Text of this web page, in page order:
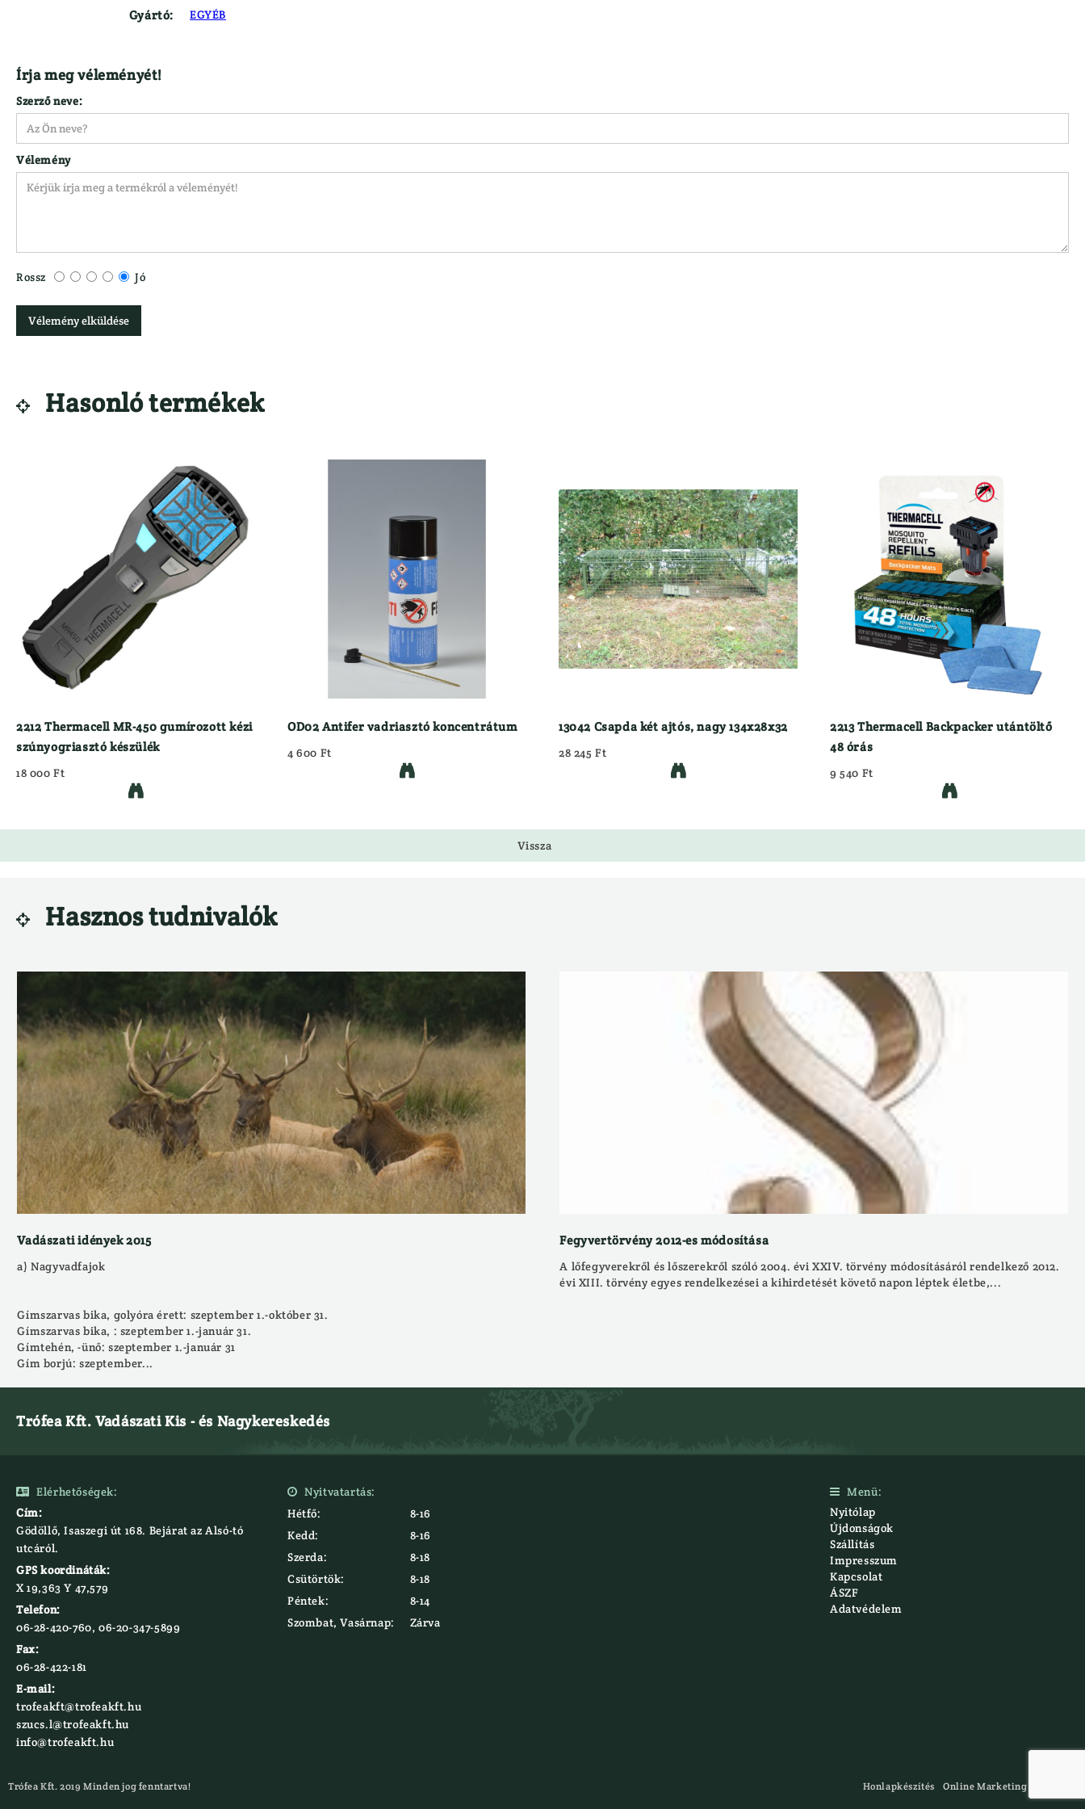
Gyártó: EGYÉB
Írja meg véleményét!
Szerző neve:
Vélemény
Rossz Jó
Vélemény elküldése
 Hasonló termékek
2212 Thermacell MR-450 gumírozott kézi
szúnyogriasztó készülék
18 000 Ft

OD02 Antifer vadriasztó koncentrátum
4 600 Ft

13042 Csapda két ajtós, nagy 134x28x32
28 245 Ft

2213 Thermacell Backpacker utántöltő
48 órás
9 540 Ft

Vissza
 Hasznos tudnivalók
Vadászati idények 2015
a) Nagyvadfajok
Gímszarvas bika, golyóra érett: szeptember 1.-október 31.
Gímszarvas bika, : szeptember 1.-január 31.
Gímtehén, -ünő: szeptember 1.-január 31
Gím borjú: szeptember...
Fegyvertörvény 2012-es módosítása
A lőfegyverekről és lőszerekről szóló 2004. évi XXIV. törvény módosításáról rendelkező 2012.
évi XIII. törvény egyes rendelkezései a kihirdetését követő napon léptek életbe,...
Trófea Kft. Vadászati Kis - és Nagykereskedés

Elérhetőségek:
Cím:
Gödöllő, Isaszegi út 168. Bejárat az Alsó-tó
utcáról.
GPS koordináták:
X 19,363 Y 47,579‍
Telefon:
06-28-420-760, 06-20-347-5899
Fax:
06-28-422-181
E-mail:
trofeakft@trofeakft.hu
szucs.l@trofeakft.hu
info@trofeakft.hu

Nyitvatartás:
Hétfő:
8-16
Kedd:
8-16
Szerda:
8-18
Csütörtök:
8-18
Péntek:
8-14
Szombat, Vasárnap:
Zárva

Menü:
Nyitólap
Újdonságok
Szállítás
Impresszum
Kapcsolat
ÁSZF
Adatvédelem
Trófea Kft. 2019 Minden jog fenntartva! Online Marketing
Honlapkészítés